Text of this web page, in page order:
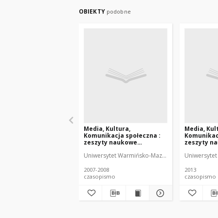
OBIEKTY podobne
Media, Kultura,
Komunikacja społeczna :
zeszyty naukowe
Komunikacji Społecznej
Uniwersytet Warmińsko-Mazurski (Olsztyn).
2007-2008
czasopismo
Media,
zeszyty
2013
czasopismo